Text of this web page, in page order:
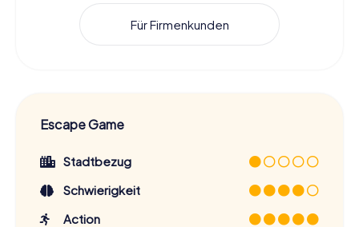
Für Firmenkunden
Escape Game
Stadtbezug
Schwierigkeit
Action